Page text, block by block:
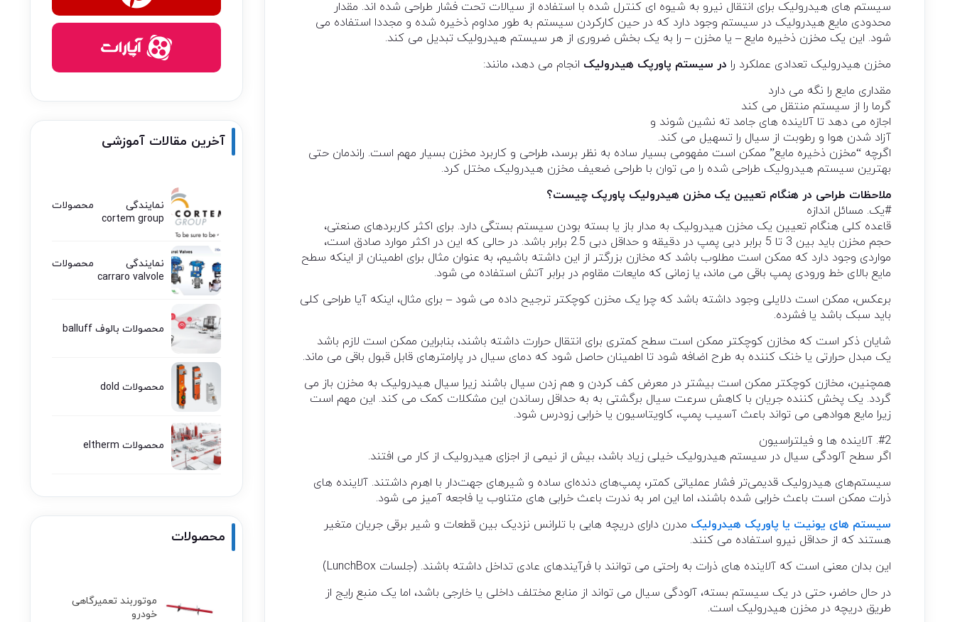
سیستم های هیدرولیک برای انتقال نیرو به شیوه ای کنترل شده با استفاده از سیالات تحت فشار طراحی شده اند. مقدار
محدودی مایع هیدرولیک در سیستم وجود دارد که در حین کارکردن سیستم به طور مداوم ذخیره شده و مجددا استفاده می
شود. این یک مخزن ذخیره مایع – یا مخزن – را به یک بخش ضروری از هر سیستم هیدرولیک تبدیل می کند.
مخزن هیدرولیک تعدادی عملکرد را در سیستم پاورپک هیدرولیک انجام می دهد، مانند:
مقداری مایع را نگه می دارد
گرما را از سیستم منتقل می کند
اجازه می دهد تا آلاینده های جامد ته نشین شوند و
آزاد شدن هوا و رطوبت از سیال را تسهیل می کند.
اگرچه “مخزن ذخیره مایع” ممکن است مفهومی بسیار ساده به نظر برسد، طراحی و کاربرد مخزن بسیار مهم است. راندمان حتی
بهترین سیستم هیدرولیک طراحی شده را می توان با طراحی ضعیف مخزن هیدرولیک مختل کرد.
ملاحظات طراحی در هنگام تعیین یک مخزن هیدرولیک پاورپک چیست؟
#یک. مسائل اندازه
قاعده کلی هنگام تعیین یک مخزن هیدرولیک به مدار باز یا بسته بودن سیستم بستگی دارد. برای اکثر کاربردهای صنعتی،
حجم مخزن باید بین 3 تا 5 برابر دبی پمپ در دقیقه و حداقل دبی 2.5 برابر باشد. در حالی که این در اکثر موارد صادق است،
مواردی وجود دارد که ممکن است مطلوب باشد که مخازن بزرگتر از این داشته باشیم، به عنوان مثال برای اطمینان از اینکه سطح
مایع بالای خط ورودی پمپ باقی می ماند، یا زمانی که مایعات مقاوم در برابر آتش استفاده می شود.
برعکس، ممکن است دلایلی وجود داشته باشد که چرا یک مخزن کوچکتر ترجیح داده می شود – برای مثال، اینکه آیا طراحی کلی
باید سبک باشد یا فشرده.
شایان ذکر است که مخازن کوچکتر ممکن است سطح کمتری برای انتقال حرارت داشته باشند، بنابراین ممکن است لازم باشد
یک مبدل حرارتی یا خنک کننده به طرح اضافه شود تا اطمینان حاصل شود که دمای سیال در پارامترهای قابل قبول باقی می ماند.
همچنین، مخازن کوچکتر ممکن است بیشتر در معرض کف کردن و هم زدن سیال باشند زیرا سیال هیدرولیک به مخزن باز می
گردد. یک پخش کننده جریان با کاهش سرعت سیال برگشتی به به حداقل رساندن این مشکلات کمک می کند. این مهم است
زیرا مایع هوادهی می تواند باعث آسیب پمپ، کاویتاسیون یا خرابی زودرس شود.
#2. آلاینده ها و فیلتراسیون
اگر سطح آلودگی سیال در سیستم هیدرولیک خیلی زیاد باشد، بیش از نیمی از اجزای هیدرولیک از کار می افتند.
سیستم‌های هیدرولیک قدیمی‌تر فشار عملیاتی کمتر، پمپ‌های دنده‌ای ساده و شیرهای جهت‌دار با اهرم داشتند. آلاینده های
ذرات ممکن است باعث خرابی شده باشند، اما این امر به ندرت باعث خرابی های متناوب یا فاجعه آمیز می شود.
سیستم های یونیت یا پاورپک هیدرولیک مدرن دارای دریچه هایی با تلرانس نزدیک بین قطعات و شیر برقی جریان متغیر
هستند که از حداقل نیرو استفاده می کنند.
این بدان معنی است که آلاینده های ذرات به راحتی می توانند با فرآیندهای عادی تداخل داشته باشند. (جلسات LunchBox)
در حال حاضر، حتی در یک سیستم بسته، آلودگی سیال می تواند از منابع مختلف داخلی یا خارجی باشد، اما یک منبع رایج از
طریق دریچه در مخزن هیدرولیک است.
آخرین مقالات آموزشی
نمایندگی محصولات
cortem group
نمایندگی محصولات
carraro valvole
محصولات بالوف balluff
محصولات dold
محصولات eltherm
محصولات
موتوربند تعمیرگاهی
خودرو